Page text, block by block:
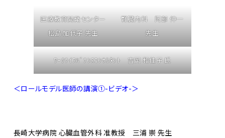
医療教育開発センター
松島 加代子 先生
腎臓内科 阿部 伸一
先生
ﾜｰｸﾗｲﾌﾊﾞﾗﾝｽｺﾝｻﾙﾀﾝﾄ 吉岡 和佳子 氏
＜ロールモデル医師の講演①-ビデオ-＞
長崎大学病院 心臓血管外科 准教授 三浦 崇 先生